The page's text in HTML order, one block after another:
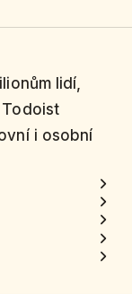
lidí,
i osobní